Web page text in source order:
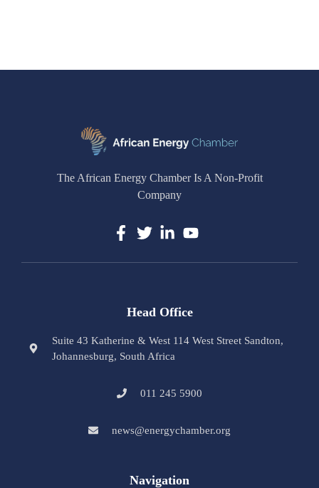
The African Energy Chamber Is A Non-Profit
Company
Head Office
Suite 43 Katherine & West 114 West Street Sandton,
Johannesburg, South Africa
011 245 5900
news@energychamber.org
Navigation